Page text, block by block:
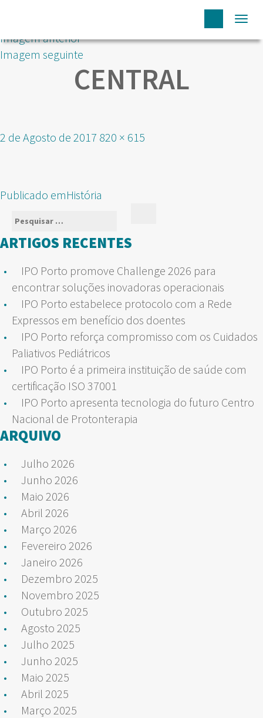
Imagem anterior
Imagem seguinte
CENTRAL
Publicado
2 de Agosto de 2017 Tamanho
820 × 615
NAVEGAÇÃO
ARTIGOS
Publicado emHistória
Pesquisar
por:
ARTIGOS RECENTES
IPO Porto promove Challenge 2026 para
encontrar soluções inovadoras operacionais
IPO Porto estabelece protocolo com a Rede
Expressos em benefício dos doentes
IPO Porto reforça compromisso com os Cuidados
Paliativos Pediátricos
IPO Porto é a primeira instituição de saúde com
certificação ISO 37001
IPO Porto apresenta tecnologia do futuro Centro
Nacional de Protonterapia
ARQUIVO
Julho 2026
Junho 2026
Maio 2026
Abril 2026
Março 2026
Fevereiro 2026
Janeiro 2026
Dezembro 2025
Novembro 2025
Outubro 2025
Agosto 2025
Julho 2025
Junho 2025
Maio 2025
Abril 2025
Março 2025